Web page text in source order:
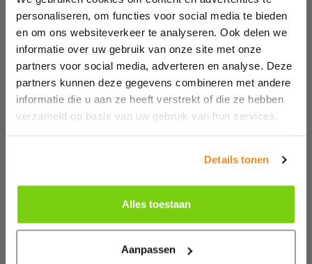
personaliseren, om functies voor social media te bieden
en om ons websiteverkeer te analyseren. Ook delen we
informatie over uw gebruik van onze site met onze
partners voor social media, adverteren en analyse. Deze
partners kunnen deze gegevens combineren met andere
informatie die u aan ze heeft verstrekt of die ze hebben
verzameld op basis van uw gebruik van hun services.
Details tonen
Alles toestaan
Aanpassen